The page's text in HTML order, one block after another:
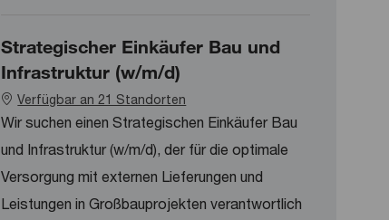
Strategischer Einkäufer Bau und
Infrastruktur (w/m/d)
Verfügbar an 21 Standorten
Wir suchen einen Strategischen Einkäufer Bau
und Infrastruktur (w/m/d), der für die optimale
Versorgung mit externen Lieferungen und
Leistungen in Großbauprojekten verantwortlich